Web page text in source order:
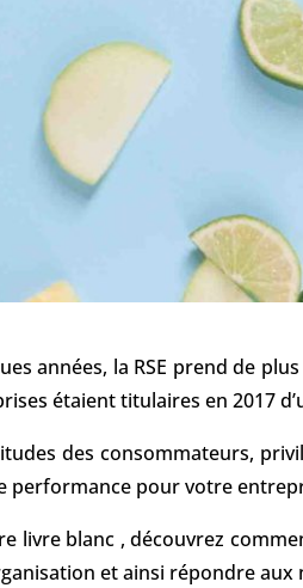
années, la RSE prend de
étaient titulaires en 2017
des consommateurs,
performance pour votre
livre blanc , découvrez
et ainsi répondre aux